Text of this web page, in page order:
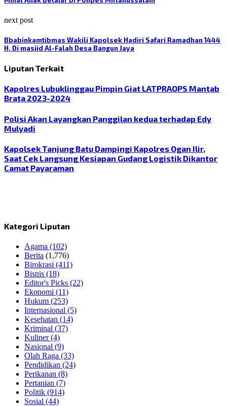
next post
Bbabinkamtibmas Wakili Kapolsek Hadiri Safari Ramadhan 1444
H, Di masjid Al-Falah Desa Bangun Jaya
Liputan Terkait
Kapolres Lubuklinggau Pimpin Giat LATPRAOPS Mantab
Brata 2023-2024
Polisi Akan Layangkan Panggilan kedua terhadap Edy
Mulyadi
Kapolsek Tanjung Batu Dampingi Kapolres Ogan Ilir,
Saat Cek Langsung Kesiapan Gudang Logistik Dikantor
Camat Payaraman
Kategori Liputan
Agama (102)
Berita (1,776)
Birokrasi (411)
Bisnis (18)
Editor's Picks (22)
Ekonomi (11)
Hukum (253)
Internasional (5)
Kesehatan (14)
Kriminal (37)
Kuliner(4)
Nasional (9)
Olah Raga (33)
Pendidikan (24)
Perikanan (8)
Pertanian (7)
Politik (914)
Sosial (44)